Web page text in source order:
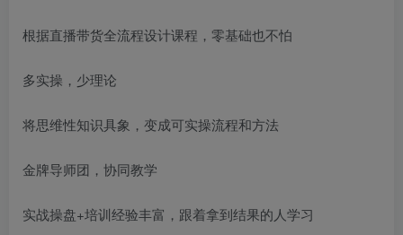
根据直播带货全流程设计课程，零基础也不怕
多实操，少理论
将思维性知识具象，变成可实操流程和方法
金牌导师团，协同教学
实战操盘+培训经验丰富，跟着拿到结果的人学习